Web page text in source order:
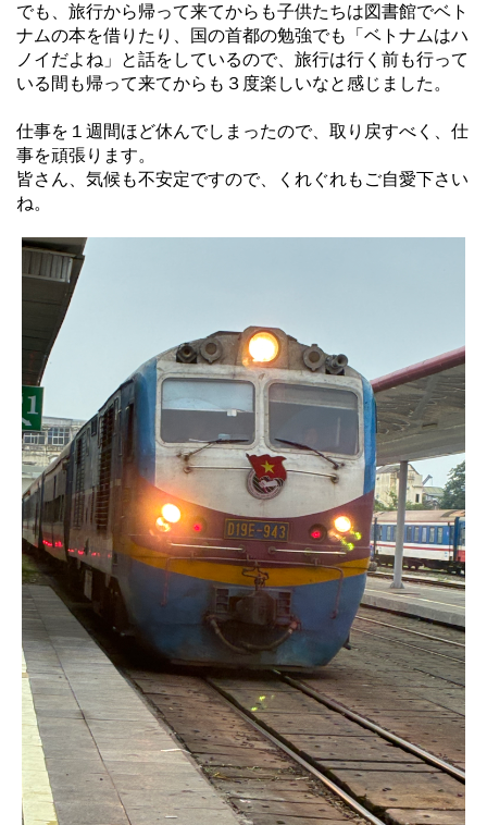
でも、旅行から帰って来てからも子供たちは図書館でベト
ナムの本を借りたり、国の首都の勉強でも「ベトナムはハ
ノイだよね」と話をしているので、旅行は行く前も行って
いる間も帰って来てからも３度楽しいなと感じました。
仕事を１週間ほど休んでしまったので、取り戻すべく、仕
事を頑張ります。
皆さん、気候も不安定ですので、くれぐれもご自愛下さい
ね。